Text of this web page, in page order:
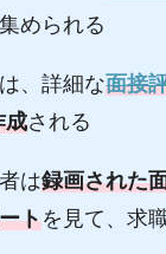
められる
、詳細な面接
成される
は録画された
トを見て、求